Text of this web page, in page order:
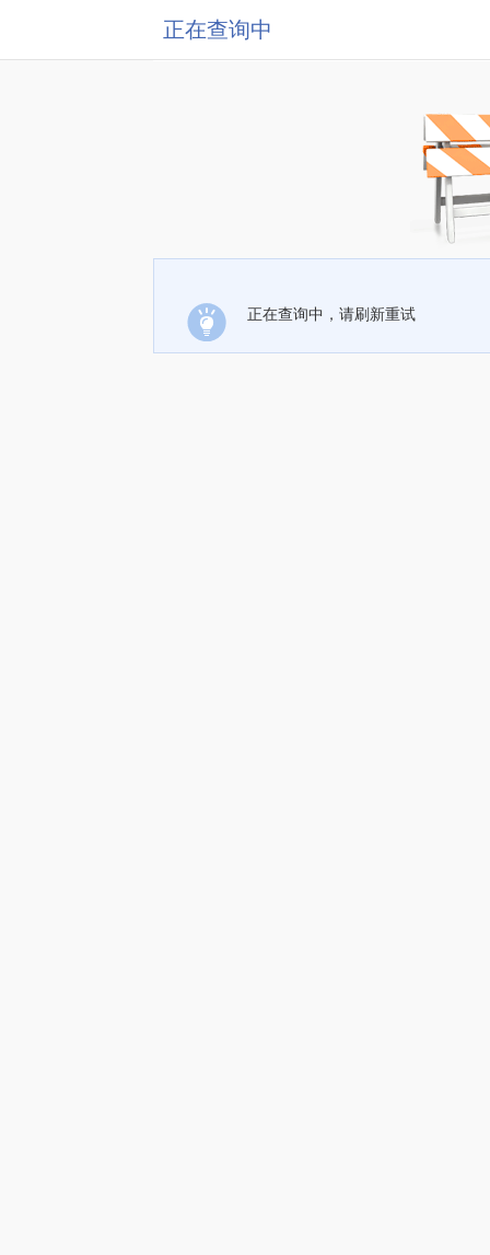
正在查询中
正在查询中，请刷新重试